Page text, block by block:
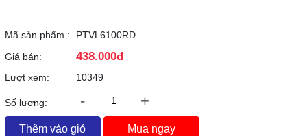
Mã sản phẩm :
PTVL6100RD
Giá bán:
438.000đ
Lượt xem: 10349
Số lượng: - +
Thêm vào giỏ Mua ngay